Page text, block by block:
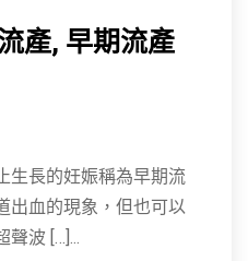
產, 早期流產
生長的妊娠稱為早期流
出血的現象，但也可以
聲波 […]...